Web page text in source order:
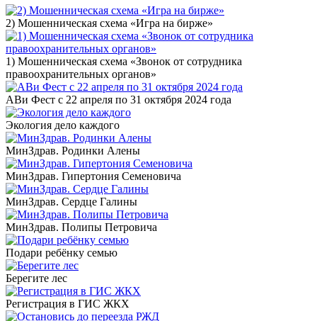
2) Мошенническая схема «Игра на бирже»
1) Мошенническая схема «Звонок от сотрудника
правоохранительных органов»
АВи Фест с 22 апреля по 31 октября 2024 года
Экология дело каждого
МинЗдрав. Родинки Алены
МинЗдрав. Гипертония Семеновича
МинЗдрав. Сердце Галины
МинЗдрав. Полипы Петровича
Подари ребёнку семью
Берегите лес
Регистрация в ГИС ЖКХ